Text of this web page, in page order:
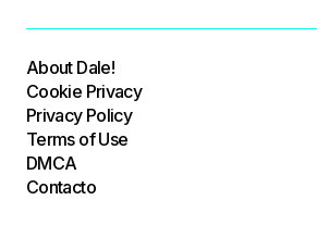
About Dale!
Cookie Privacy
Privacy Policy
Terms of Use
DMCA
Contacto